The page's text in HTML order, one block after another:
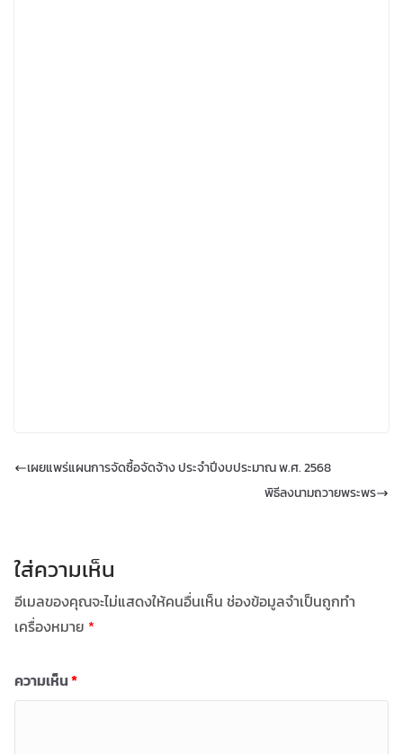
เผยแพร่แผนการจัดซื้อจัดจ้าง ประจำปีงบประมาณ พ.ศ. 2568
พิธีลงนามถวายพระพร
ใส่ความเห็น
อีเมลของคุณจะไม่แสดงให้คนอื่นเห็น ช่องข้อมูลจำเป็นถูกทำ
เครื่องหมาย *
ความเห็น*